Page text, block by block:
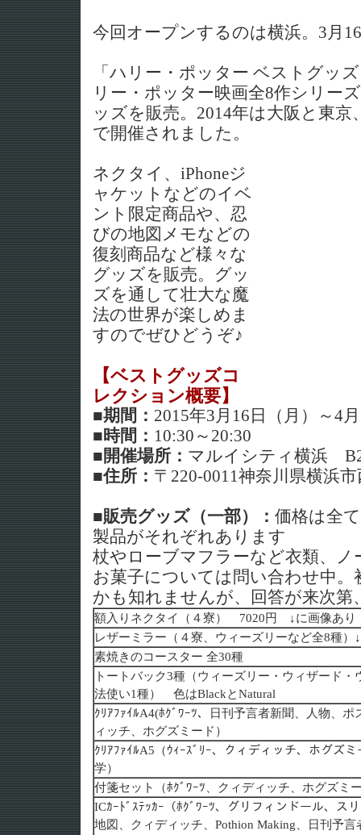
今回オープンするのは横浜。3月
「ハリー・ポッター ベストグッ
リー・ポッター映画全8作シリー
ッズを販売。2014年は大阪と東京
で開催されました。
ネクタイ、iPhoneジ
ャケットなどのイベ
ント限定商品や、忍
びの地図メモなどの
復刻商品など様々な
グッズを販売。グッ
ズを通して壮大な魔
法の世界が楽しめま
すのでぜひどうぞ♪
【ベストグッズコ
レクション概要】
■期間： 2015年3月16日（月）～4
■時間： 10:30～20:30
■開催場所： マルイシティ横浜
■住所： 〒220-0011神奈川県横浜
■販売グッズ（一部）： 価格は全
製品がそれぞれあります
杖やローブマフラーなど衣類、
お菓子については問い合わせ中。
かも知れませんが、回答が来次第
額入りネクタイ（４寮） 7020円 ↓に画像あり
レザーミラー（４寮、ウィーズリーなど全8種）
素焼きのコースター 全30種
トートバック3種（ウィーズリー・ウィザード・
法使い1種） 色はBlackとNatural
ｸﾘｱﾌｧｲﾙA4(ﾎｸﾞﾜｰﾂ、日刊予言者新聞、人物、ポ
ィッチ、ホグズミード）
ｸﾘｱﾌｧｲﾙA5（ｳｨｰｽﾞﾘｰ、クィディッチ、ホグズ
学）
付箋セット（ﾎｸﾞﾜｰﾂ、クィディッチ、ホグズミ
ICｶｰﾄﾞｽﾃｯｶｰ（ﾎｸﾞﾜｰﾂ、グリフィンドール、ス
地図、クィディッチ、Pothion Making、日刊予言